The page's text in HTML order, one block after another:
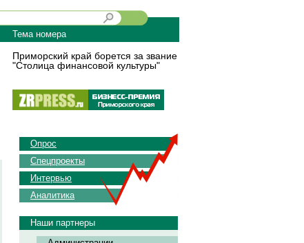
Тема номера
Приморский край борется за звание
"Столица финансовой культуры"
Опрос
Спецпроекты
Интервью
Аналитика
Наши партнеры